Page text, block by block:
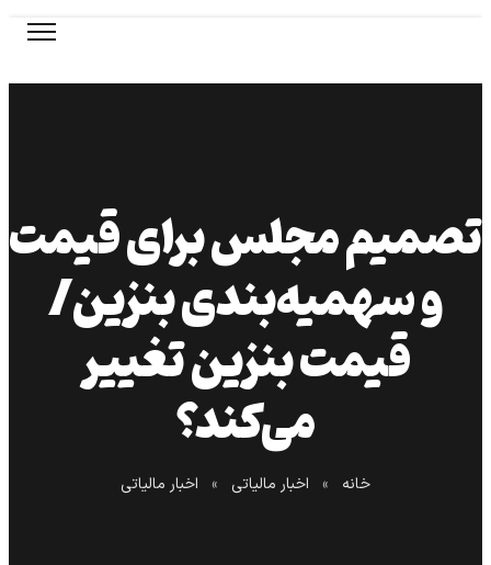
تصمیم مجلس برای قیمت
و سهمیه‌بندی بنزین/
قیمت بنزین تغییر
می‌کند؟
خانه » اخبار مالیاتی » اخبار مالیاتی